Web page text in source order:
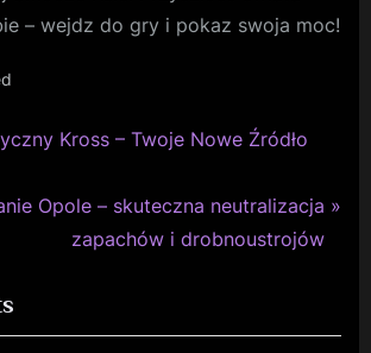
– wejdz do gry i pokaz swoja moc!
Kross – Twoje Nowe Źródło
Opole – skuteczna neutralizacja
zapachów i drobnoustrojów